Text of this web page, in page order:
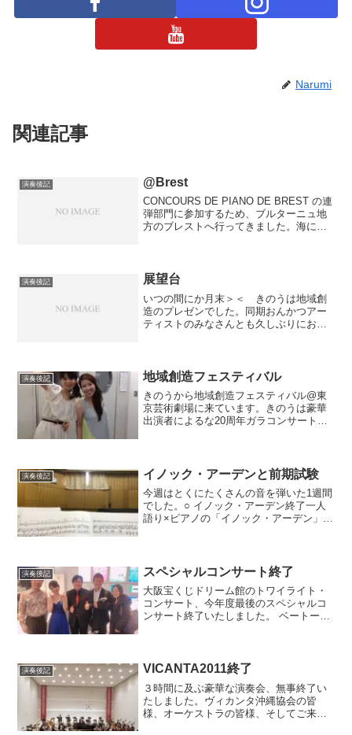
Narumi
関連記事
演奏後記 @Brest
CONCOURS DE PIANO DE BREST の連
弾部門に参加するため、ブルターニュ地
方のブレストへ行ってきました。海に面
演奏後記 展望台
いつの間にか月末＞＜ きのうは地域創
造のプレゼンでした。同期おんかつアー
ティストのみなさんとも久しぶりにお会
れど、一目見るだけでエネ...
演奏後記 地域創造フェスティバル
きのうから地域創造フェスティバル@東
京芸術劇場に来ています。きのうは豪華
出演者によるな20周年ガラコンサートと
の日々だったので、...
演奏後記 イノック・アーデンと前期試験
今週はとくにたくさんの音を弾いた1週間
でした。○ イノック・アーデン終了一人
語り×ピアノの「イノック・アーデン」終
演出力に刺激をうけ...
演奏後記 スペシャルコンサート終了
大阪宝くじドリーム館のトワイライト・
コンサート、今年度最後のスペシャルコ
ンサート終了いたしました。 ベートーヴ
先輩方やあたたかな会...
演奏後記 VICANTA2011終了
３時間に及ぶ豪華な演奏会、無事終了い
たしました。ヴィカンタ沖縄協会の皆
様、オーケストラの皆様、そしてご来場